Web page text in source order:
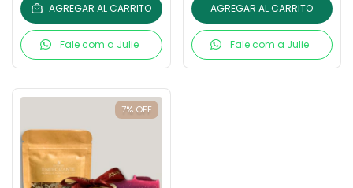
AGREGAR AL CARRITO
Fale com a Julie
AGREGAR AL CARRITO
Fale com a Julie
7% OFF